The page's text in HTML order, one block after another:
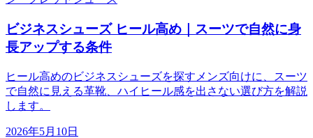
ビジネスシューズ ヒール高め｜スーツで自然に身
長アップする条件
ヒール高めのビジネスシューズを探すメンズ向けに、スーツ
で自然に見える革靴、ハイヒール感を出さない選び方を解説
します。
2026年5月10日